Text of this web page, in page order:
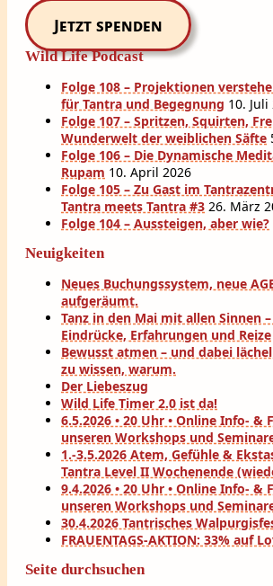
Jetzt spenden
Wild Life Podcast
Folge 108 – Projektionen
für Tantra und Begegnung 10. Juli
Folge 107 – Spritzen, Squirten,
Wunderwelt der weiblichen Säfte
Folge 106 – Die Dynamische
Rupam 10. April 2026
Folge 105 – Zu Gast im
Tantra meets Tantra #3 26. März
Folge 104 – Aussteigen, aber wie?
Neuigkeiten
Neues Buchungssystem, neue
aufgeräumt.
Tanz in den Mai mit allen Sinnen
Eindrücke, Erfahrungen und Reize
Bewusst atmen – und dabei
zu wissen, warum.
Der Liebeszug
Wild Life Timer 2.0 ist da!
6.5.2026 • 20 Uhr • Online Info- &
unseren Workshops und
1.-3.5.2026 Atem, Gefühle &
Tantra Level II Wochenende
9.4.2026 • 20 Uhr • Online Info- &
unseren Workshops und
30.4.2026 Tantrisches
FRAUENTAGS-AKTION: 33% auf
Seite durchsuchen